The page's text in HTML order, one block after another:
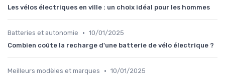
Les vélos électriques en ville : un choix idéal pour les hommes
Batteries et autonomie • 10/01/2025
Combien coûte la recharge d'une batterie de vélo électrique ?
Meilleurs modèles et marques • 10/01/2025